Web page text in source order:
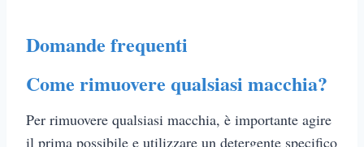
Domande frequenti
Come rimuovere qualsiasi macchia?
Per rimuovere qualsiasi macchia, è importante agire
il prima possibile e utilizzare un detergente specifico